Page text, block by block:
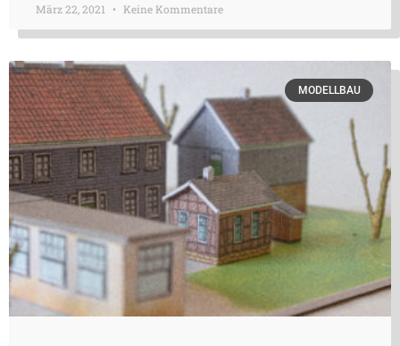
März 22, 2021 Keine Kommentare
MODELLBAU